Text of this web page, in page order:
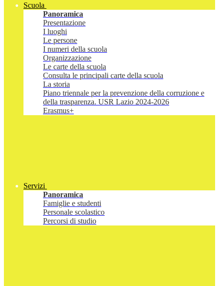
Scuola
Panoramica
Presentazione
I luoghi
Le persone
I numeri della scuola
Organizzazione
Le carte della scuola
Consulta le principali carte della scuola
La storia
Piano triennale per la prevenzione della corruzione e
della trasparenza. USR Lazio 2024-2026
Erasmus+
Servizi
Panoramica
Famiglie e studenti
Personale scolastico
Percorsi di studio